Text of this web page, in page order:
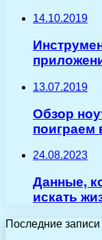
14.10.2019
13.07.2019
Обзор
поиграем
24.08.2023
Данные,
искать
Последние записи